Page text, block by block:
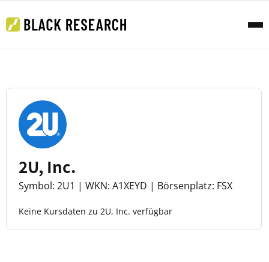
2U, Inc.
Symbol: 2U1 | WKN: A1XEYD | Börsenplatz: FSX
Keine Kursdaten zu 2U, Inc. verfügbar